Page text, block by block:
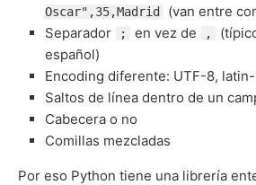
Oscar",35,Madrid
(van entre
Separador
; en vez de ,
español)
Encoding diferente: UTF-8,
Saltos de línea dentro de un
Cabecera o no
Comillas mezcladas
Por eso Python tiene una librería